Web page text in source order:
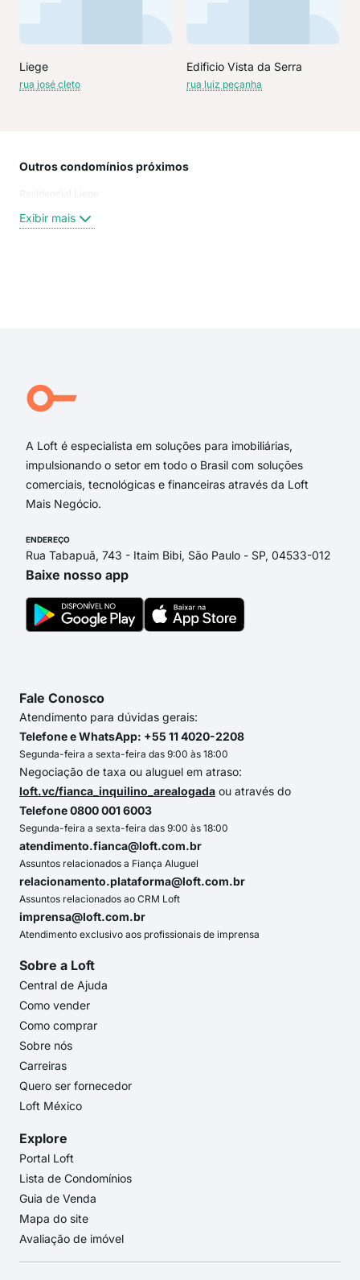
Liege
rua josé cleto
Edificio Vista da Serra
rua luiz peçanha
Outros condomínios próximos
Residencial Liege
Exibir mais
A Loft é especialista em soluções para imobiliárias,
impulsionando o setor em todo o Brasil com soluções
comerciais, tecnológicas e financeiras através da Loft
Mais Negócio.
ENDEREÇO
Rua Tabapuã, 743 - Itaim Bibi, São Paulo - SP, 04533-012
Baixe nosso app
Fale Conosco
Atendimento para dúvidas gerais:
Telefone e WhatsApp: +55 11 4020-2208
Segunda-feira a sexta-feira das 9:00 às 18:00
Negociação de taxa ou aluguel em atraso:
loft.vc/fianca_inquilino_arealogada ou através do
Telefone 0800 001 6003
Segunda-feira a sexta-feira das 9:00 às 18:00
atendimento.fianca@loft.com.br
Assuntos relacionados a Fiança Aluguel
relacionamento.plataforma@loft.com.br
Assuntos relacionados ao CRM Loft
imprensa@loft.com.br
Atendimento exclusivo aos profissionais de imprensa
Sobre a Loft
Central de Ajuda
Como vender
Como comprar
Sobre nós
Carreiras
Quero ser fornecedor
Loft México
Explore
Portal Loft
Lista de Condomínios
Guia de Venda
Mapa do site
Avaliação de imóvel